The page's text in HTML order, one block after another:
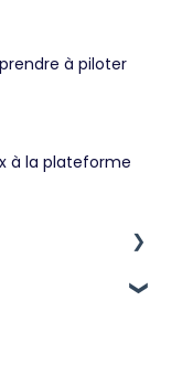
à piloter
à la plateforme